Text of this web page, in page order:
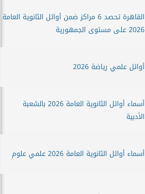
القاهرة تحصد 6 مراكز ضمن أوائل الثانوية العامة
2026 على مستوى الجمهورية
أوائل علمي رياضة 2026
أسماء أوائل الثانوية العامة 2026 بالشعبة
الأدبية
أسماء أوائل الثانوية العامة 2026 علمي علوم